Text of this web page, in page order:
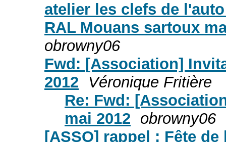
atelier les clefs de
RAL Mouans sartoux
obrowny06
Fwd: [Association]
2012
Véronique Fritière
Re: Fwd:
mai 2012 obrowny06
[ASSO] rappel : Fête de